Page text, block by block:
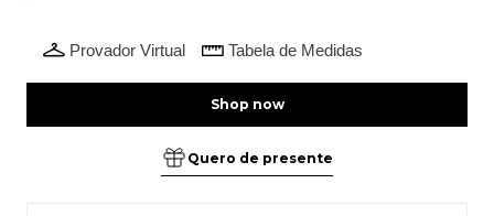
Provador Virtual Tabela de Medidas
Quero de presente